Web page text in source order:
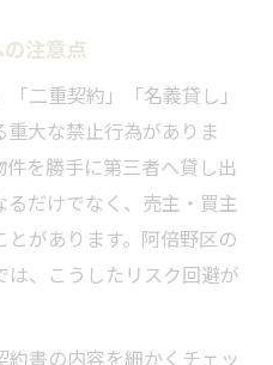
注意点
二重契約」「名義貸し」
大な禁止行為がありま
を勝手に第三者へ貸し出
だけでなく、売主・買主
があります。阿倍野区の
、こうしたリスク回避が
書の内容を細かくチェッ